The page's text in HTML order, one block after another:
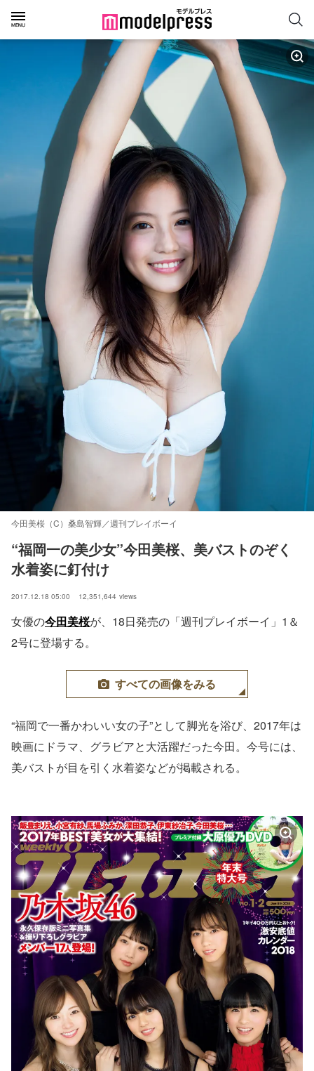
今田美桜（C）桑島智輝／週刊プレイボーイ
“福岡一の美少女”今田美桜、美バストのぞく
水着姿に釘付け
2017.12.18 05:00 12,351,644 views
女優の今田美桜が、18日発売の「週刊プレイボーイ」1＆
2号に登場する。
すべての画像をみる
“福岡で一番かわいい女の子”として脚光を浴び、2017年は
映画にドラマ、グラビアと大活躍だった今田。今号には、
美バストが目を引く水着姿などが掲載される。